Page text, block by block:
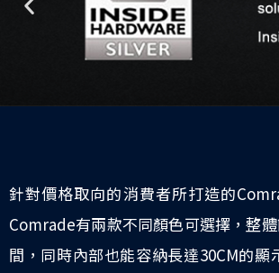
針對價格取向的消費者所打造的
Comrade有兩款不同顏色可選擇，整
間，同時內部也能容納長達30CM的